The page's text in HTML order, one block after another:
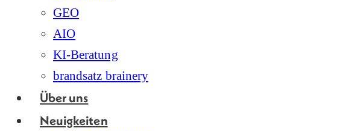
GEO
AIO
KI-Beratung
brandsatz brainery
Über uns
Neuigkeiten